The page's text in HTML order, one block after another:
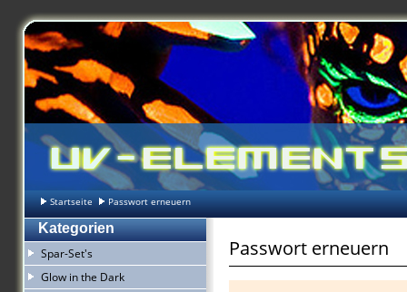
Startseite Passwort erneuern
Kategorien
Spar-Set's
Glow in the Dark
Passwort erneuern